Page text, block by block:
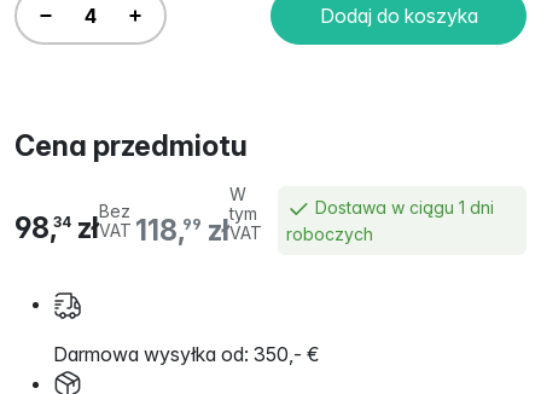
Dodaj do koszyka
Cena przedmiotu
118,99 zł
W
tym
VAT
98,34 złBez
VAT
Dostawa w ciągu 1 dni
roboczych
Darmowa wysyłka od: 350,- €